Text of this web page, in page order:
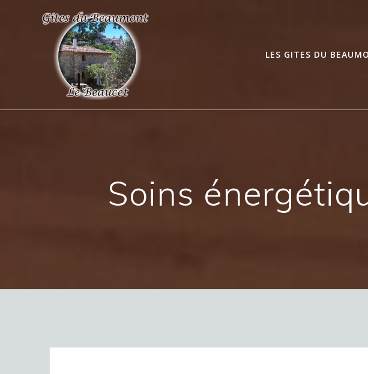
LES GITES DU
Soins